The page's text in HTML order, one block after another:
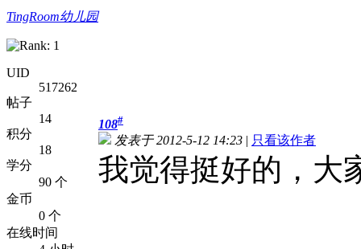
TingRoom幼儿园
UID
517262
帖子
14
积分
18
学分
90 个
金币
0 个
在线时间
108#
发表于 2012-5-12 14:23 | 只看该作者
我觉得挺好的，大